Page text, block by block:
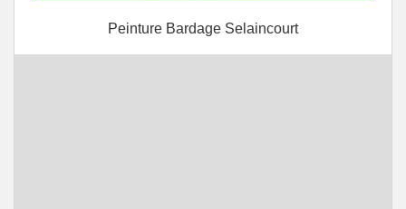
Peinture Bardage Selaincourt